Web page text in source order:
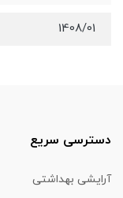
1408/01
دسترسی سریع
آرایشی بهداشتی